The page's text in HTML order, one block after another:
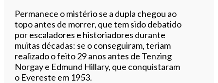
Permanece o mistério se a dupla chegou ao
topo antes de morrer, que tem sido debatido
por escaladores e historiadores durante
muitas décadas: se o conseguiram, teriam
realizado o feito 29 anos antes de Tenzing
Norgay e Edmund Hillary, que conquistaram
o Evereste em 1953.